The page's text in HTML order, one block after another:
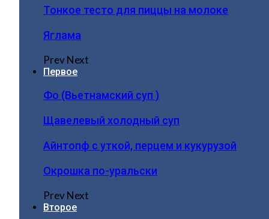
Тонкое тесто для пиццы на молоке
Яглама
PrevNext
Первое
Фо (Вьетнамский суп )
Щавелевый холодный суп
Айнтопф с уткой, перцем и кукурузой
Окрошка по-уральски
PrevNext
Второе